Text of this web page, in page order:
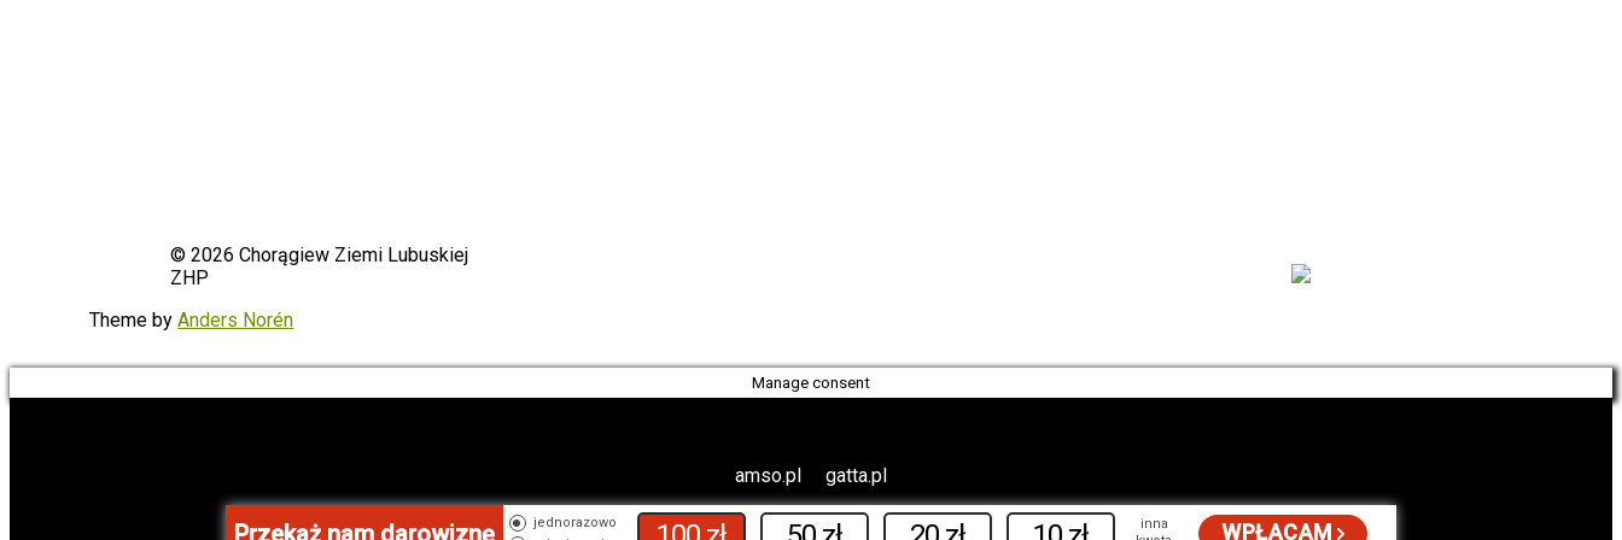
© 2026 Chorągiew Ziemi Lubuskiej
ZHP
Theme byAnders Norén
Manage consent
amso.pl gatta.pl
Przekaż nam darowiznę
jednorazowo
inna
WPŁACAM